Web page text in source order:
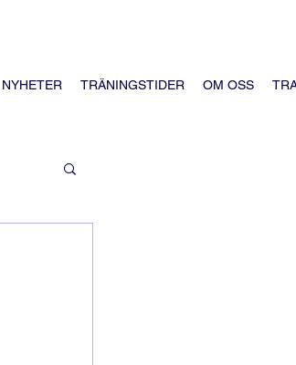
NYHETER TRÄNINGSTIDER OM OSS